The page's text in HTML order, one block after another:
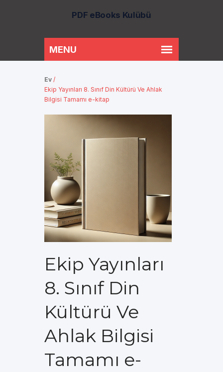
PDF eBooks Kulübü
Ev /
Ekip Yayınları 8. Sınıf Din Kültürü Ve Ahlak
Bilgisi Tamamı e-kitap
Ekip Yayınları
8. Sınıf Din
Kültürü Ve
Ahlak Bilgisi
Tamamı e-